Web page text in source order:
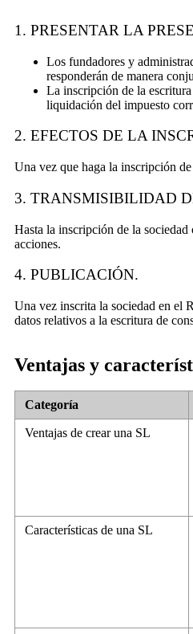
1. PRESENTAR LA
Los fundadores y
responderán de manera
La inscripción de la
liquidación del impuesto
2. EFECTOS DE LA
Una vez que haga la inscripción
3. TRANSMISIBILIDAD
Hasta la inscripción de la
acciones.
4. PUBLICACIÓN.
Una vez inscrita la sociedad en el
datos relativos a la escritura de
Ventajas y
Categoría
Ventajas de crear una SL
Características de una SL